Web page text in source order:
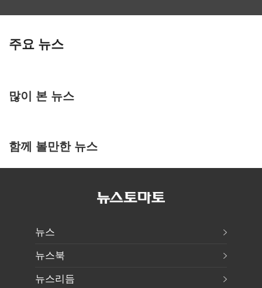
주요 뉴스
많이 본 뉴스
함께 볼만한 뉴스
뉴스
뉴스북
뉴스리듬